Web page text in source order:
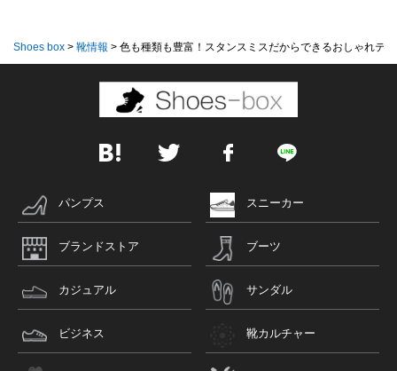
Shoes box > 靴情報 > 色も種類も豊富！スタンスミスだからできるおしゃれテク
パンプス スニーカー
ブランドストア ブーツ
カジュアル サンダル
ビジネス 靴カルチャー